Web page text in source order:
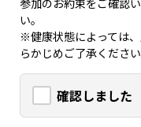
参加のお約束をご確認
い。
※健康状態によっては
らかじめご了承ください
確認しました